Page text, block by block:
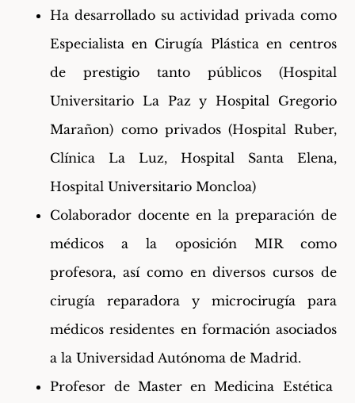
Ha desarrollado su actividad privada como
Especialista en Cirugía Plástica en centros
de prestigio tanto públicos (Hospital
Universitario La Paz y Hospital Gregorio
Marañon) como privados (Hospital Ruber,
Clínica La Luz, Hospital Santa Elena,
Hospital Universitario Moncloa)
Colaborador docente en la preparación de
médicos a la oposición MIR como
profesora, así como en diversos cursos de
cirugía reparadora y microcirugía para
médicos residentes en formación asociados
a la Universidad Autónoma de Madrid.
Profesor de Master en Medicina Estética